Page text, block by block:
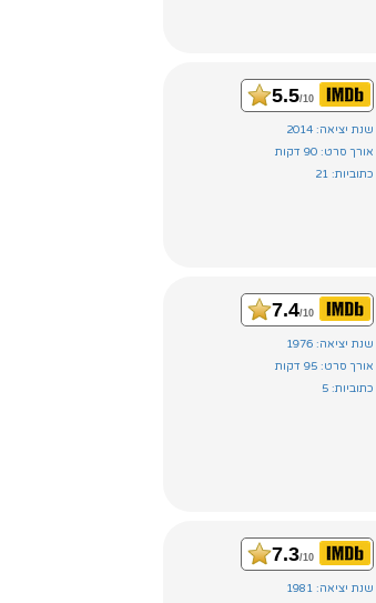
5.5/10
שנת יציאה: 2014
אורך סרט: 90 דקות
כתוביות: 21
7.4/10
שנת יציאה: 1976
אורך סרט: 95 דקות
כתוביות: 5
7.3/10
שנת יציאה: 1981